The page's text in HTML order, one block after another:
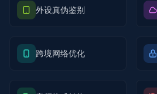
外设真伪鉴别
跨境网络优化